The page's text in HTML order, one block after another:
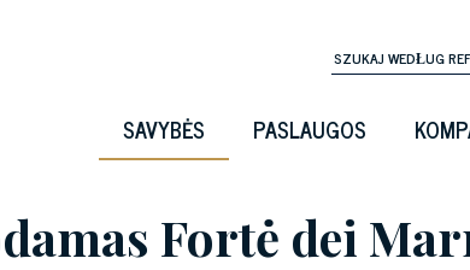
SAVYBĖS PASLAUGOS
Fortė dei